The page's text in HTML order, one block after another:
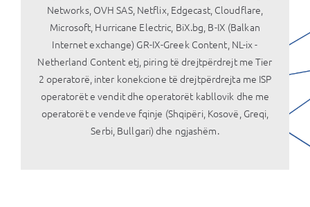
Networks, OVH SAS, Netflix, Edgecast, Cloudflare,
Microsoft, Hurricane Electric, BiX.bg, B-IX (Balkan
Internet exchange) GR-IX-Greek Content, NL-ix -
Netherland Content etj, piring të drejtpërdrejt me Tier
2 operatorë, inter konekcione të drejtpërdrejta me ISP
operatorët e vendit dhe operatorët kabllovik dhe me
operatorët e vendeve fqinje (Shqipëri, Kosovë, Greqi,
Serbi, Bullgari) dhe ngjashëm.